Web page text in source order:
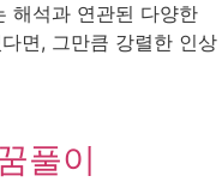
해석과 연관된 다양한
면, 그만큼 강렬한 인상
풀이